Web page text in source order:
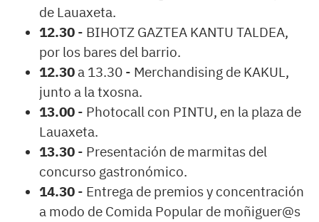
de Lauaxeta.
12.30 - BIHOTZ GAZTEA KANTU TALDEA,
por los bares del barrio.
12.30 a 13.30 - Merchandising de KAKUL,
junto a la txosna.
13.00 - Photocall con PINTU, en la plaza de
Lauaxeta.
13.30 - Presentación de marmitas del
concurso gastronómico.
14.30 - Entrega de premios y concentración
a modo de Comida Popular de moñiguer@s